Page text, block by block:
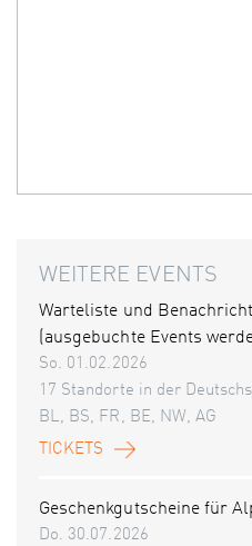
WEITERE EVENTS
Warteliste und
(ausgebuchte Events
So. 01.02.2026
17 Standorte in der
BL, BS, FR, BE, NW, AG
TICKETS
Geschenkgutscheine für
Do. 30.07.2026